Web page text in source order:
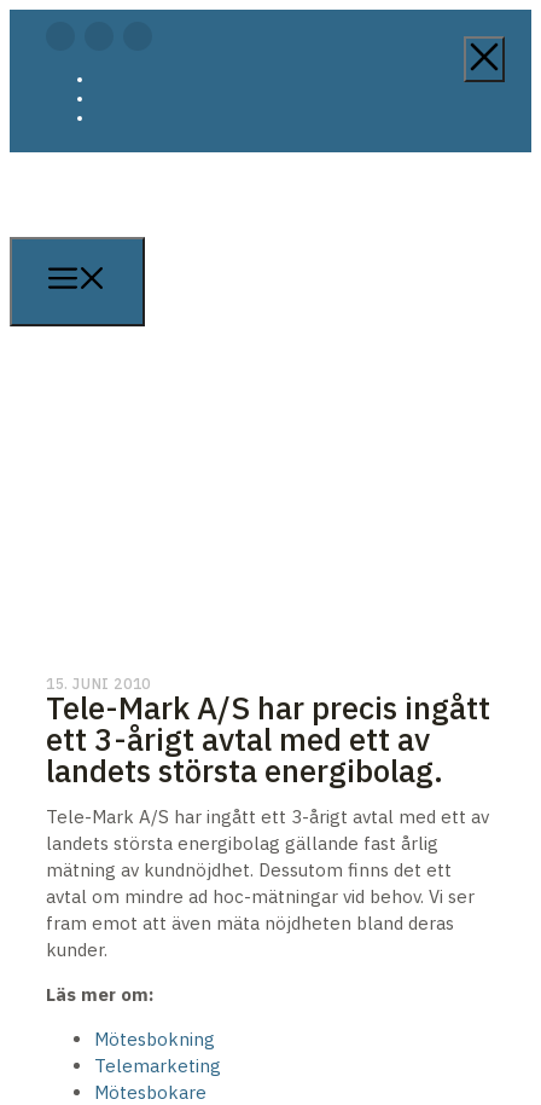
15. JUNI 2010
Tele-Mark A/S har precis ingått
ett 3-årigt avtal med ett av
landets största energibolag.
Tele-Mark A/S har ingått ett 3-årigt avtal med ett av
landets största energibolag gällande fast årlig
mätning av kundnöjdhet. Dessutom finns det ett
avtal om mindre ad hoc-mätningar vid behov. Vi ser
fram emot att även mäta nöjdheten bland deras
kunder.
Läs mer om:
Mötesbokning
Telemarketing
Mötesbokare